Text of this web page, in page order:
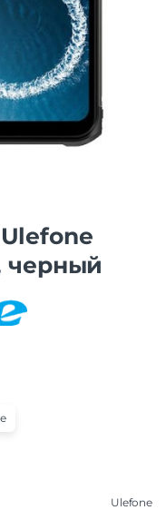
черный
Ulefone